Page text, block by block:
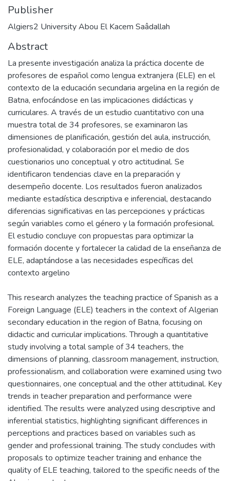
Publisher
Algiers2 University Abou El Kacem Saâdallah
Abstract
La presente investigación analiza la práctica docente de
profesores de español como lengua extranjera (ELE) en el
contexto de la educación secundaria argelina en la región de
Batna, enfocándose en las implicaciones didácticas y
curriculares. A través de un estudio cuantitativo con una
muestra total de 34 profesores, se examinaron las
dimensiones de planificación, gestión del aula, instrucción,
profesionalidad, y colaboración por el medio de dos
cuestionarios uno conceptual y otro actitudinal. Se
identificaron tendencias clave en la preparación y
desempeño docente. Los resultados fueron analizados
mediante estadística descriptiva e inferencial, destacando
diferencias significativas en las percepciones y prácticas
según variables como el género y la formación profesional.
El estudio concluye con propuestas para optimizar la
formación docente y fortalecer la calidad de la enseñanza de
ELE, adaptándose a las necesidades específicas del
contexto argelino
This research analyzes the teaching practice of Spanish as a
Foreign Language (ELE) teachers in the context of Algerian
secondary education in the region of Batna, focusing on
didactic and curricular implications. Through a quantitative
study involving a total sample of 34 teachers, the
dimensions of planning, classroom management, instruction,
professionalism, and collaboration were examined using two
questionnaires, one conceptual and the other attitudinal. Key
trends in teacher preparation and performance were
identified. The results were analyzed using descriptive and
inferential statistics, highlighting significant differences in
perceptions and practices based on variables such as
gender and professional training. The study concludes with
proposals to optimize teacher training and enhance the
quality of ELE teaching, tailored to the specific needs of the